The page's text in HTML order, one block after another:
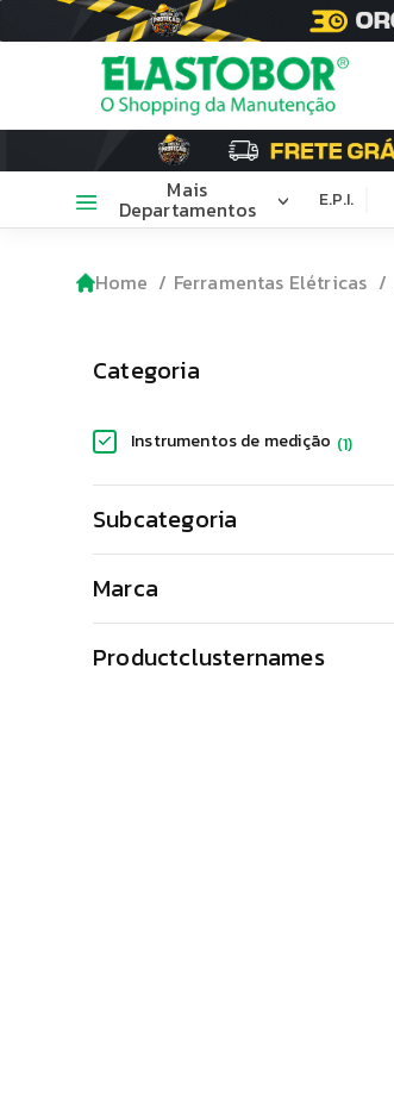
Mais
Departamentos E.P.I.
Home Ferramentas Elétricas
Categoria
Instrumentos de medição (1)
Subcategoria
Marca
Productclusternames